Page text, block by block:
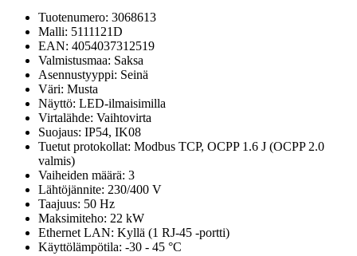
Tuotenumero: 3068613
Malli: 5111121D
EAN: 4054037312519
Valmistusmaa: Saksa
Asennustyyppi: Seinä
Väri: Musta
Näyttö: LED-ilmaisimilla
Virtalähde: Vaihtovirta
Suojaus: IP54, IK08
Tuetut protokollat: Modbus TCP, OCPP 1.6 J (OCPP 2.0
valmis)
Vaiheiden määrä: 3
Lähtöjännite: 230/400 V
Taajuus: 50 Hz
Maksimiteho: 22 kW
Ethernet LAN: Kyllä (1 RJ-45 -portti)
Käyttölämpötila: -30 - 45 °C